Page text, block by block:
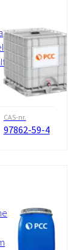
CAS-nr.
97862-59-4